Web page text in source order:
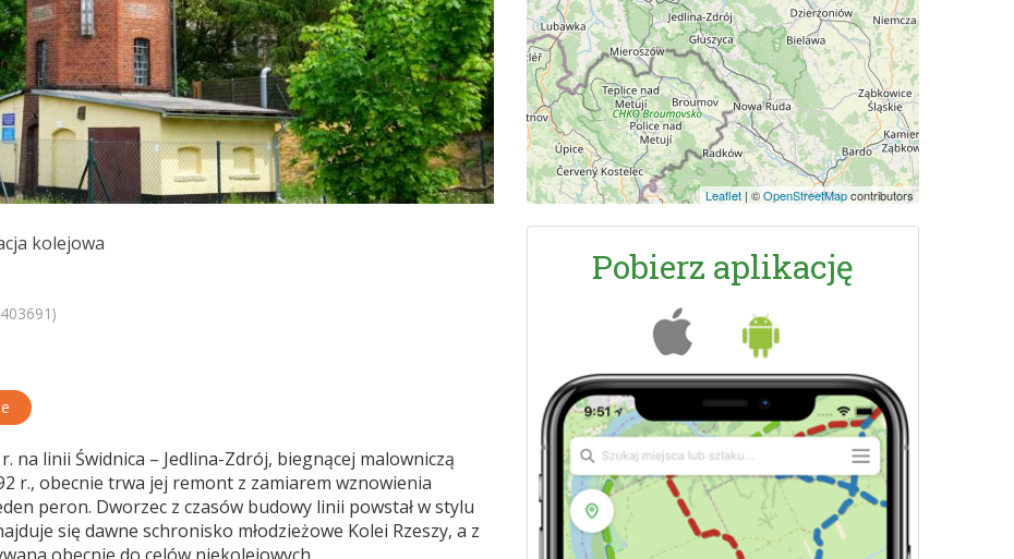
kolejowa
na linii Świdnica – Jedlina-Zdrój, biegnącej malowniczą
r., obecnie trwa jej remont z zamiarem wznowienia
peron. Dworzec z czasów budowy linii powstał w stylu
się dawne schronisko młodzieżowe Kolei Rzeszy, a z
Leaflet | ©OpenStreetMapcontributors
Pobierz aplikację